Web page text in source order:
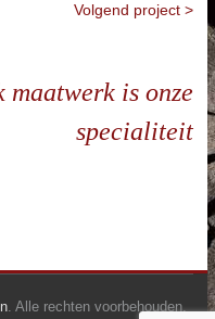
Volgend project >
is onze
specialiteit
. Alle rechten voorbehouden.